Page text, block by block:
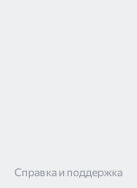
Справка и поддержка